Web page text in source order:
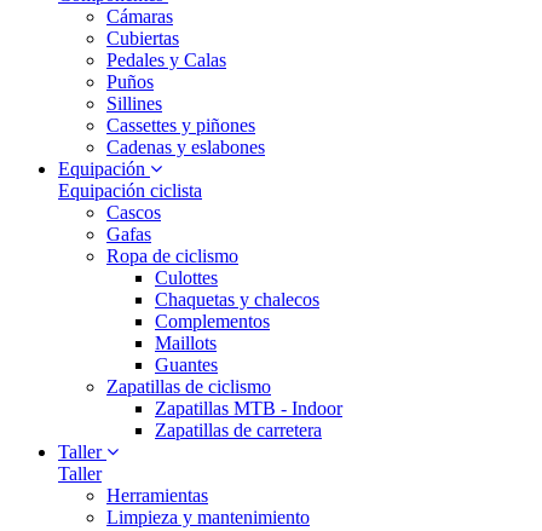
Cámaras
Cubiertas
Pedales y Calas
Puños
Sillines
Cassettes y piñones
Cadenas y eslabones
Equipación
Equipación ciclista
Cascos
Gafas
Ropa de ciclismo
Culottes
Chaquetas y chalecos
Complementos
Maillots
Guantes
Zapatillas de ciclismo
Zapatillas MTB - Indoor
Zapatillas de carretera
Taller
Taller
Herramientas
Limpieza y mantenimiento